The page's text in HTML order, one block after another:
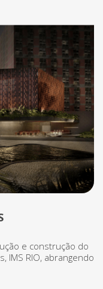
e construção do
IMS RIO, abrangendo